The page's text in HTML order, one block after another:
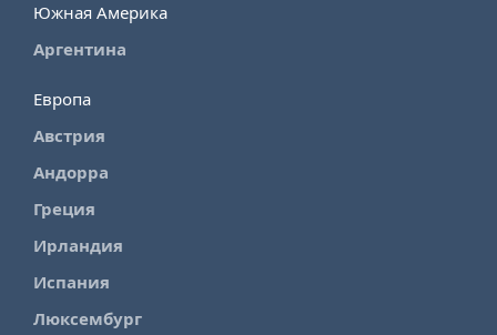
Южная Америка
Аргентина
Европа
Австрия
Андорра
Греция
Ирландия
Испания
Люксембург